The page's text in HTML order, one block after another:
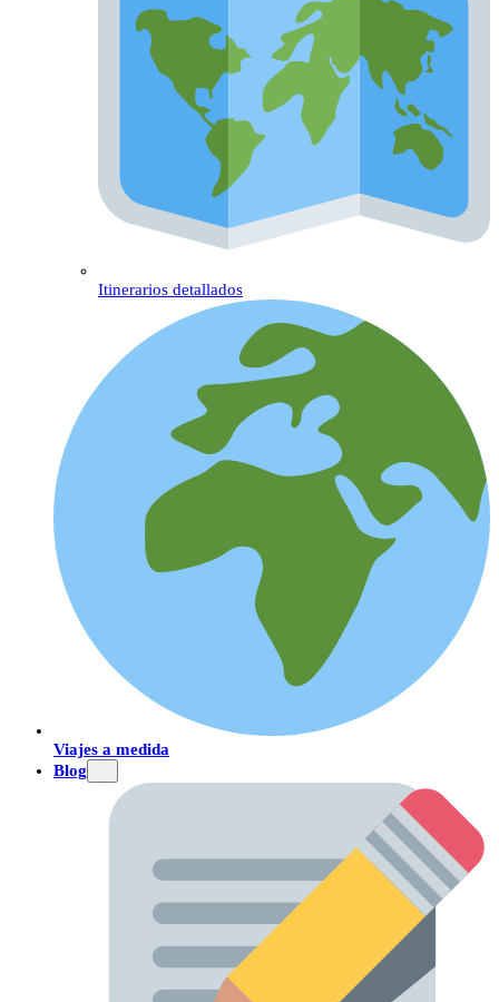
Itinerarios detallados
Viajes a medida
Blog